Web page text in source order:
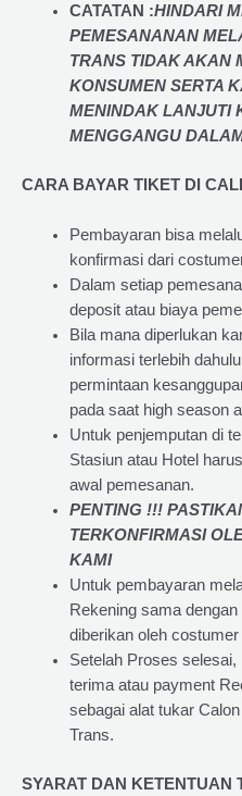
CATATAN :HINDARI
PEMESANANAN
TRANSTIDAK AKAN
KONSUMEN SERTA
MENINDAK LANJUTI
MENGGANGU
CARA BAYAR TIKET DI
Pembayaran bisa
konfirmasi dari
Dalam setiap
deposit atau biaya
Bila mana diperlukan
informasi terlebih
permintaan
pada saat high season
Untuk penjemputan di
Stasiun atau Hotel
awal pemesanan.
PENTING !!!
TERKONFIRMASI
KAMI
Untuk pembayaran
Rekening sama
diberikan oleh
Setelah Proses
terima atau payment
sebagai alat tukar
Trans.
SYARAT DAN KETENTUAN